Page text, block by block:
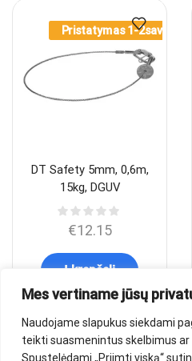
Mes vertiname jūsų
Naudojame slapukus siekdami
teikti suasmenintus skelbimus
Spustelėdami „Priimti viską“
Pristatymas 1-2sav.
DT Safety 5mm, 0,6m,
15kg, DGUV
€12.15
Į krepšelį